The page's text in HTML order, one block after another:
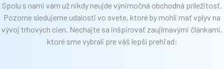
Spolu s nami vám už nikdy neujde výnimočná obchodná príležitosť.
Pozorne sledujeme udalosti vo svete, ktoré by mohli mať vplyv na
vývoj trhových cien. Nechajte sa inšpirovať zaujímavými článkami,
ktoré sme vybrali pre váš lepší prehľad: